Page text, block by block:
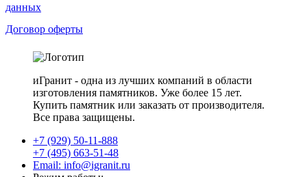
данных
Договор оферты
иГранит - одна из лучших компаний в области
изготовления памятников. Уже более 15 лет.
Купить памятник или заказать от производителя.
Все права защищены.
+7 (929) 50-11-888
+7 (495) 663-51-48
Email: info@igranit.ru